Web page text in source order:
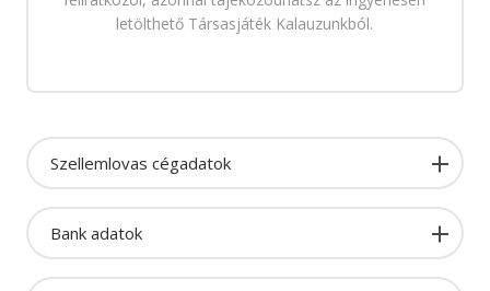
letölthető Társasjáték Kalauzunkból.
Szellemlovas cégadatok
Bank adatok